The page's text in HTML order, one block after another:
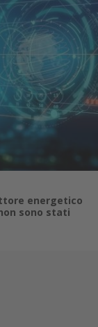
energetico
sono stati